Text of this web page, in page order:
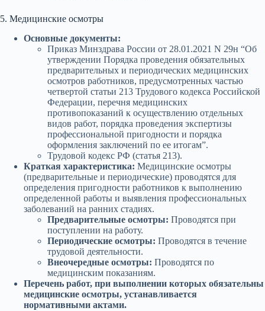
5. Медицинские осмотры
Основные документы:
Приказ Минздрава России от 28.01.2021 N 29н “Об
утверждении Порядка проведения обязательных
предварительных и периодических медицинских
осмотров работников, предусмотренных частью
четвертой статьи 213 Трудового кодекса Российской
Федерации, перечня медицинских
противопоказаний к осуществлению отдельных
видов работ, порядка проведения экспертизы
профессиональной пригодности и порядка
оформления заключений по ее итогам”.
Трудовой кодекс РФ (статья 213).
Краткая характеристика: Медицинские осмотры
(предварительные и периодические) проводятся для
определения пригодности работников к выполнению
определенной работы и выявления профессиональных
заболеваний на ранних стадиях.
Предварительные осмотры: Проводятся при
поступлении на работу.
Периодические осмотры: Проводятся в течение
трудовой деятельности.
Внеочередные осмотры: Проводятся по
медицинским показаниям.
Перечень работ, при выполнении которых обязательны
медицинские осмотры, устанавливается
нормативными актами.